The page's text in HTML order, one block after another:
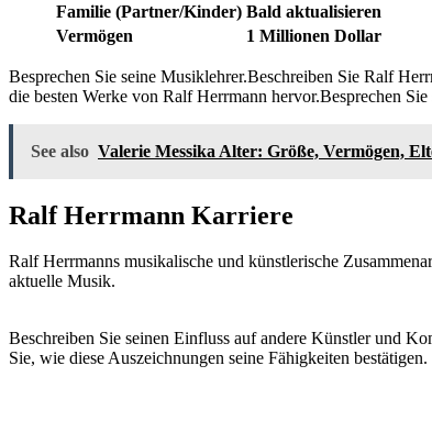
Familie (Partner/Kinder) Bald aktualisieren
Vermögen
1 Millionen Dollar
Besprechen Sie seine Musiklehrer.Beschreiben Sie Ralf
die besten Werke von Ralf Herrmann hervor.Besprechen
See also Valerie Messika Alter: Größe, Vermögen,
Ralf Herrmann Karriere
Ralf Herrmanns musikalische und künstlerische
aktuelle Musik.
Beschreiben Sie seinen Einfluss auf andere Künstler und
Sie, wie diese Auszeichnungen seine Fähigkeiten bestätigen.